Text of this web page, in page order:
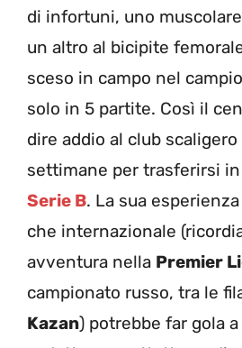
di infortuni, uno
un altro al bicipite
sceso in campo nel
solo in 5 partite. Così il
dire addio al club
settimane per trasferirsi
Serie B. La sua
che internazionale
avventura nella Premier
campionato russo, tra le
Kazan) potrebbe far gola